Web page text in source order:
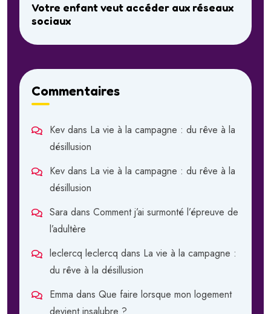
Votre enfant veut accéder aux réseaux
sociaux
Commentaires
Kev dans La vie à la campagne : du rêve à la
désillusion
Kev dans La vie à la campagne : du rêve à la
désillusion
Sara dans Comment j’ai surmonté l’épreuve de
l’adultère
leclercq leclercq dans La vie à la campagne :
du rêve à la désillusion
Emma dans Que faire lorsque mon logement